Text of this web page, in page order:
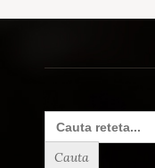
Search
for: